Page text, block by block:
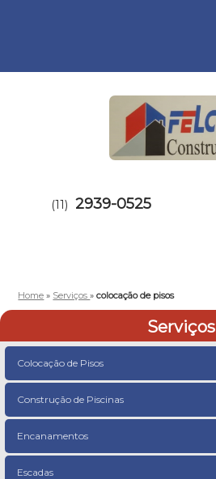
(11) 2939-0525
Home » Serviços»colocação de pisos
Serviços
Colocação de Pisos
Construção de Piscinas
Encanamentos
Escadas